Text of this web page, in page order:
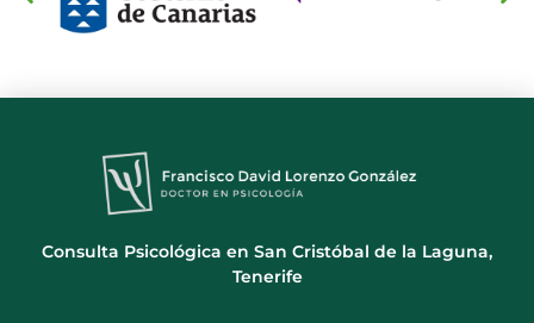
Consulta Psicológica en San Cristóbal de la Laguna,
Tenerife